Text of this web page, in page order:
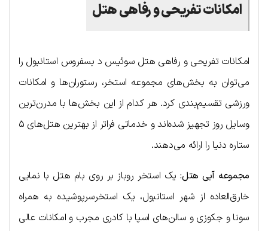
امکانات تفریحی و رفاهی هتل
امکانات تفریحی و رفاهی هتل سوئیس د بسفروس استانبول را
می‌توان به بخش‌های مجموعه استخر، رستوران‌ها و امکانات
ورزشی تقسیم‌بندی کرد. هر کدام از این بخش‌ها با مدرن‌ترین
وسایل روز تجهیز شده‌اند و خدماتی فراتر از بهترین هتل‌های ۵
ستاره دنیا را ارائه می‌دهند.
مجموعه آبی هتل:یک استخر روباز بر روی بام هتل با نمایی
خارق‌العاده از شهر استانبول، یک استخرسرپوشیده به همراه
سونا و جکوزی و سالن‌های اسپا با کادری مجرب و امکانات عالی